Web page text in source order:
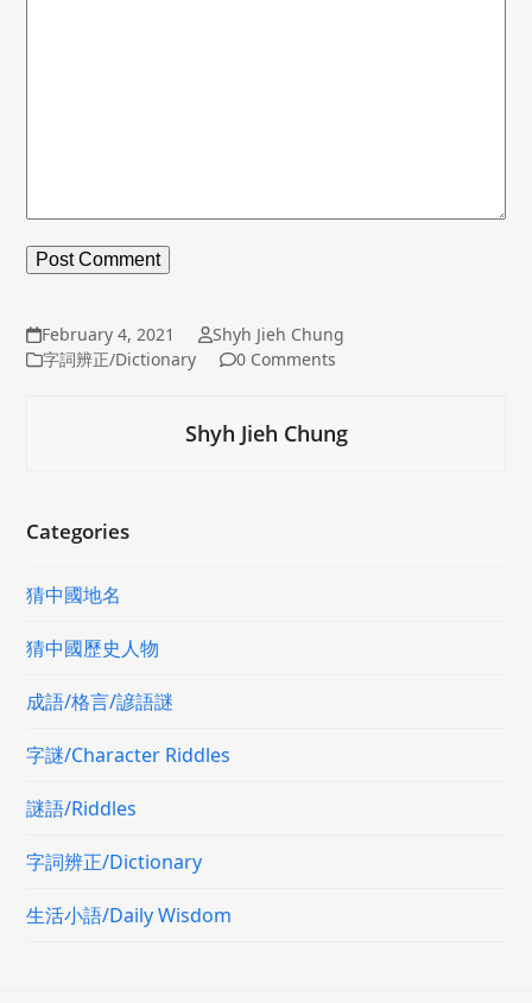
February 4, 2021
Shyh Jieh Chung
字詞辨正/Dictionary
0 Comments
Shyh Jieh Chung
Categories
猜中國地名
猜中國歷史人物
成語/格言/諺語謎
字謎/Character Riddles
謎語/Riddles
字詞辨正/Dictionary
生活小語/Daily Wisdom